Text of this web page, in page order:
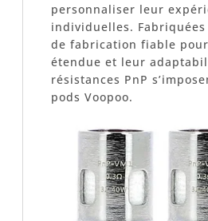
personnaliser leur
individuelles.
de fabrication fiable
étendue et leur
résistances PnP
pods Voopoo.